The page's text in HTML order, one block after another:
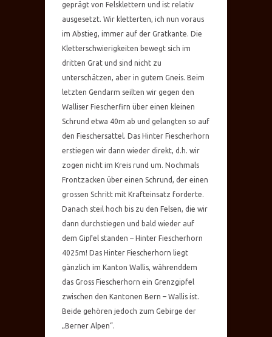
geprägt von Felsklettern und ist relativ
ausgesetzt. Wir kletterten, ich nun voraus
im Abstieg, immer auf der Gratkante. Die
Kletterschwierigkeiten bewegt sich im
dritten Grat und sind nicht zu
unterschätzen, aber in gutem Gneis. Beim
letzten Gendarm seilten wir gegen den
Walliser Fiescherfirn über einen kleinen
Schrund etwa 40m ab und gelangten so auf
den Fieschersattel. Das Hinter Fiescherhorn
erstiegen wir dann wieder direkt, d.h. wir
zogen nicht im Kreis rund um. Nochmals
Frontzacken über einen Schrund, der einen
grossen Schritt mit Krafteinsatz forderte.
Danach steil hoch bis zu den Felsen, die wir
dann durchstiegen und bald wieder auf
dem Gipfel standen – Hinter Fiescherhorn
4025m! Das Hinter Fiescherhorn liegt
gänzlich im Kanton Wallis, währenddem
das Gross Fiescherhorn ein Grenzgipfel
zwischen den Kantonen Bern – Wallis ist.
Beide gehören jedoch zum Gebirge der
„Berner Alpen“.